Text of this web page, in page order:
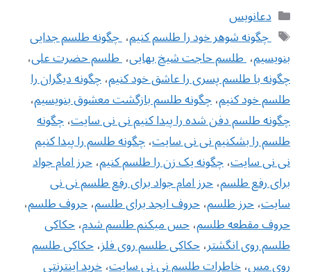
دسته‌ها
دعانویس
برچسب‌ها
‌ چگونه شوهر خود را طلسم کنیم،‌ چگونه طلسم جدایی
بنویسیم،‌ طلسم حاجت شیخ بهایی،‌ طلسم حضرت علی،
چگونه با طلسم پسری را عاشق خود کنیم،چگونه دیگران را
طلسم خود کنیم،چگونه طلسم بازگشت معشوق بنویسیم،
چگونه طلسم دفن شده را پیدا کنیم نی نی سایت،چگونه
طلسم را بشکنیم نی نی سایت،چگونه طلسم را پیدا کنیم
نی نی سایت،چگونه یک زن را طلسم کنیم،حرز امام جواد
برای رفع طلسم،حرز امام جواد برای رفع طلسم نی نی
سایت،حرز طلسم،حروف ابجد برای طلسم،حروف طلسم،
حروف مقطعه طلسم،حس میکنم طلسم شدم،حکاکی
طلسم روی انگشتر،حکاکی طلسم روی فلز،حکاکی طلسم
روی مس،خاطرات طلسم نی نی سایت،خرید اینترنتی